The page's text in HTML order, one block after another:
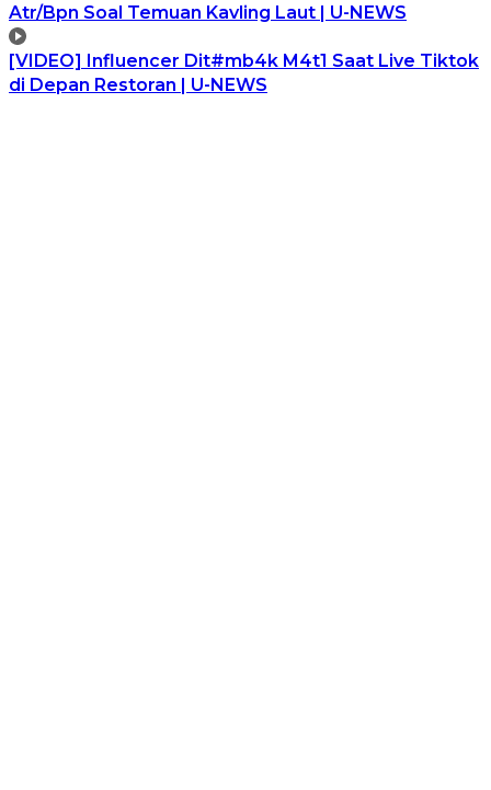
Atr/Bpn Soal Temuan Kavling Laut | U-NEWS
[VIDEO] Influencer Dit#mb4k M4t1 Saat Live Tiktok
di Depan Restoran | U-NEWS